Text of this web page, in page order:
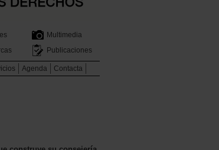
Multimedia
Publicaciones
Agenda Contacta